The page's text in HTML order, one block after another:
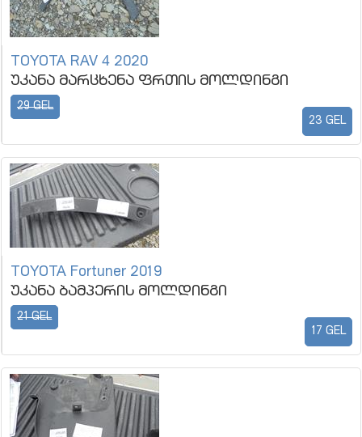
TOYOTA RAV 4 2020
უკანა მარცხენა ფრთის მოლდინგი
29 GEL
23 GEL
TOYOTA Fortuner 2019
უკანა ბამპერის მოლდინგი
21 GEL
17 GEL